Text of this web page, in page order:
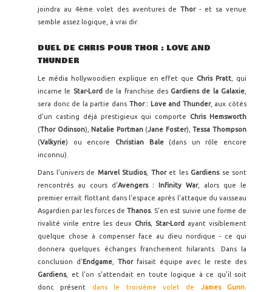
joindra au 4ème volet des aventures deThor- et sa venue
semble assez logique, à vrai dir.
DUEL DE CHRIS POUR THOR : LOVE AND
THUNDER
Le média hollywoodien explique en effet que Chris Pratt , qui
incarne le Star-Lord de la franchise des Gardiens de la Galaxie
sera donc de la partie dans Thor : Love and Thunder, aux côtés
d'un casting déjà prestigieux qui comporte Chris Hemsworth
(Thor Odinson), Natalie Portman (Jane Foster),Tessa Thompson
(Valkyrie) ou encore Christian Bale (dans un rôle encore
inconnu).
Dans l'univers de Marvel Studios, Thor et les Gardiens se sont
rencontrés au cours d'Avengers : Infinity War, alors que le
premier errait flottant dans l'espace après l'attaque du vaisseau
Asgardien par les forces de Thanos. S'en est suivie une forme de
rivalité virile entre les deux Chris, Star-Lord ayant visiblement
quelque chose à compenser face au dieu nordique - ce qui
donnera quelques échanges franchement hilarants. Dans la
conclusion d' Endgame, Thor faisait équipe avec le reste des
Gardiens, et l'on s'attendait en toute logique à ce qu'il soit
donc présent
dans le troisième volet de James Gunn